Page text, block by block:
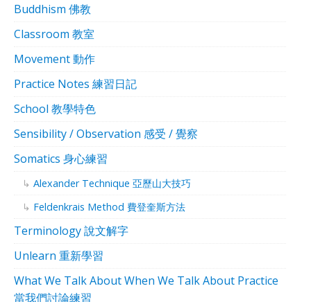
Buddhism 佛教
Classroom 教室
Movement 動作
Practice Notes 練習日記
School 教學特色
Sensibility / Observation 感受 / 覺察
Somatics 身心練習
Alexander Technique 亞歷山大技巧
Feldenkrais Method 費登奎斯方法
Terminology 說文解字
Unlearn 重新學習
What We Talk About When We Talk About Practice
當我們討論練習